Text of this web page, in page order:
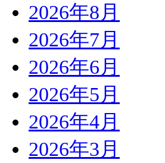
2026年8月
2026年7月
2026年6月
2026年5月
2026年4月
2026年3月